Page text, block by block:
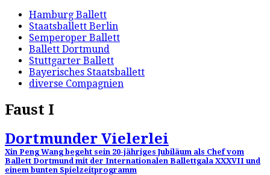
Hamburg Ballett
Staatsballett Berlin
Semperoper Ballett
Ballett Dortmund
Stuttgarter Ballett
Bayerisches Staatsballett
diverse Compagnien
Faust I
Dortmunder Vielerlei
Xin Peng Wang begeht sein 20-jähriges Jubiläum als Chef vom
Ballett Dortmund mit der Internationalen Ballettgala XXXVII und
einem bunten Spielzeitprogramm